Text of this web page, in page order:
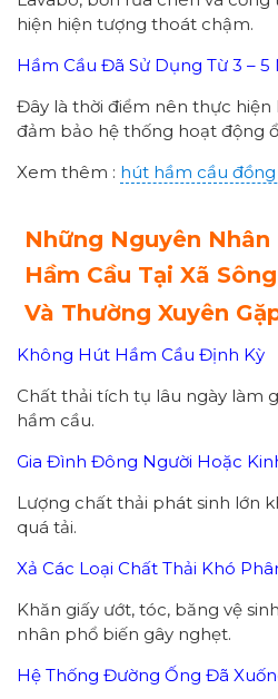
hiện hiện tượng thoát chậm.
Hầm Cầu Đã Sử Dụng Từ 3 – 5
Đây là thời điểm nên thực
đảm bảo hệ thống hoạt động
Xem thêm : hút hầm cầu đồng
Những Nguyên Nhân
Hầm Cầu Tại Xã
Và Thường Xuyên
Không Hút Hầm Cầu Định Kỳ
Chất thải tích tụ lâu ngày làm
hầm cầu.
Gia Đình Đông Người Hoặc
Lượng chất thải phát sinh lớn
quá tải.
Xả Các Loại Chất Thải Khó
Khăn giấy ướt, tóc, băng vệ
nhân phổ biến gây nghẹt.
Hệ Thống Đường Ống Đã